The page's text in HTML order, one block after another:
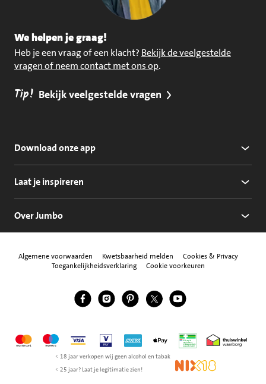
We helpen je graag!
Heb je een vraag of een klacht? Bekijk de veelgestelde
vragen of neem contact met ons op.
Tip! Bekijk veelgestelde vragen
Download onze app
Laat je inspireren
Over Jumbo
Algemene voorwaarden Kwetsbaarheid melden
Cookies & Privacy
Toegankelijkheidsverklaring
Cookie voorkeuren
Volg ons
Jumbo Facebook
Jumbo Instagram
Jumbo Pinterest
Jumbo Twitter
Jumbo YouTube
MastercardMaestroVisa Vpay American Express
Apple Pay Thuiswinkel
< 18 jaar verkopen wij geen alcohol en tabak
< 25 jaar? Laat je legitimatie zien!
NIX18